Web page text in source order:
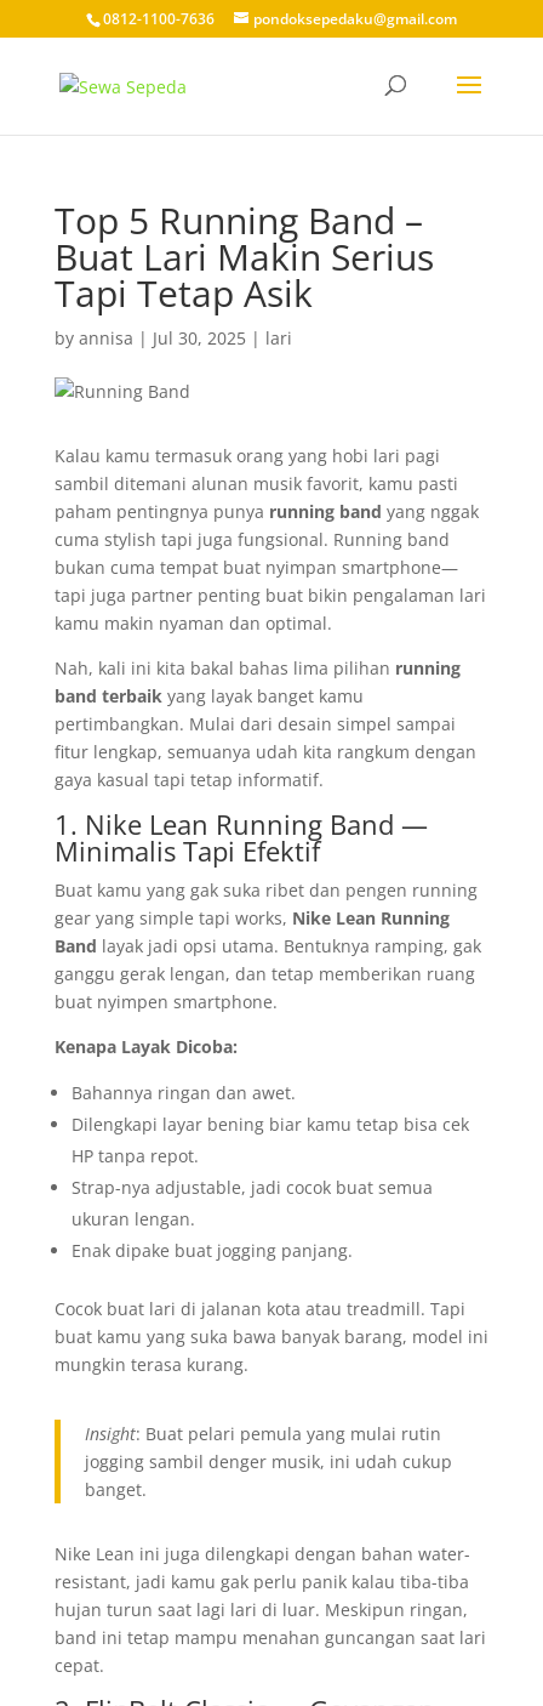
0812-1100-7636 pondoksepedaku@gmail.com
Top 5 Running Band –
Buat Lari Makin Serius
Tapi Tetap Asik
by annisa | Jul 30, 2025| lari
Kalau kamu termasuk orang yang hobi lari pagi
sambil ditemani alunan musik favorit, kamu pasti
paham pentingnya punya running band yang nggak
cuma stylish tapi juga fungsional. Running band
bukan cuma tempat buat nyimpan smartphone—
tapi juga partner penting buat bikin pengalaman lari
kamu makin nyaman dan optimal.
Nah, kali ini kita bakal bahas lima pilihan running
band terbaikyang layak banget kamu
pertimbangkan. Mulai dari desain simpel sampai
fitur lengkap, semuanya udah kita rangkum dengan
gaya kasual tapi tetap informatif.
1. Nike Lean Running Band —
Minimalis Tapi Efektif
Buat kamu yang gak suka ribet dan pengen running
gear yang simple tapi works, Nike Lean Running
Band layak jadi opsi utama. Bentuknya ramping, gak
ganggu gerak lengan, dan tetap memberikan ruang
buat nyimpen smartphone.
Kenapa Layak Dicoba:
Bahannya ringan dan awet.
Dilengkapi layar bening biar kamu tetap bisa cek
HP tanpa repot.
Strap-nya adjustable, jadi cocok buat semua
ukuran lengan.
Enak dipake buat jogging panjang.
Cocok buat lari di jalanan kota atau treadmill. Tapi
buat kamu yang suka bawa banyak barang, model ini
mungkin terasa kurang.
Insight: Buat pelari pemula yang mulai rutin
jogging sambil denger musik, ini udah cukup
banget.
Nike Lean ini juga dilengkapi dengan bahan water-
resistant, jadi kamu gak perlu panik kalau tiba-tiba
hujan turun saat lagi lari di luar. Meskipun ringan,
band ini tetap mampu menahan guncangan saat lari
cepat.